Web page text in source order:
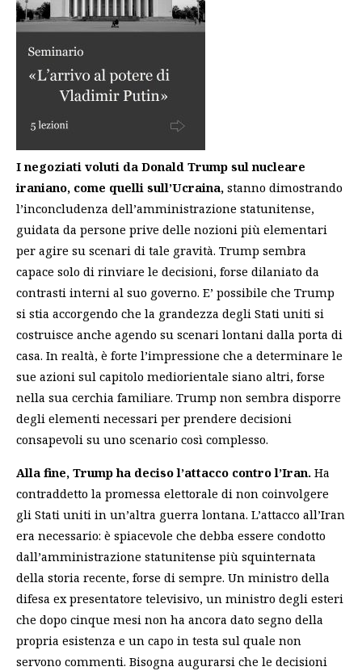
I negoziati voluti da Donald Trump sul nucleare
iraniano, come quelli sull’Ucraina, stanno dimostrando
l’inconcludenza dell’amministrazione statunitense,
guidata da persone prive delle nozioni più elementari
per agire su scenari di tale gravità. Trump sembra
capace solo di rinviare le decisioni, forse dilaniato da
contrasti interni al suo governo. E’ possibile che Trump
si stia accorgendo che la grandezza degli Stati uniti si
costruisce anche agendo su scenari lontani dalla porta di
casa. In realtà, è forte l’impressione che a determinare le
sue azioni sul capitolo mediorientale siano altri, forse
nella sua cerchia familiare. Trump non sembra disporre
degli elementi necessari per prendere decisioni
consapevoli su uno scenario così complesso.
Alla fine, Trump ha deciso l’attacco contro l’Iran. Ha
contraddetto la promessa elettorale di non coinvolgere
gli Stati uniti in un’altra guerra lontana. L’attacco all’Iran
era necessario: è spiacevole che debba essere condotto
dall’amministrazione statunitense più squinternata
della storia recente, forse di sempre. Un ministro della
difesa ex presentatore televisivo, un ministro degli esteri
che dopo cinque mesi non ha ancora dato segno della
propria esistenza e un capo in testa sul quale non
servono commenti. Bisogna augurarsi che le decisioni